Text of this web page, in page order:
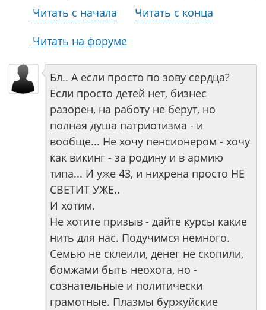
Читать с начала
Читать с конца
Читать на форуме
Бл.. А если просто по зову сердца?
Если просто детей нет, бизнес
разорен, на работу не берут, но
полная душа патриотизма - и
вообще... Не хочу пенсионером - хочу
как викинг - за родину и в армию
типа... И уже 43, и нихрена просто НЕ
СВЕТИТ УЖЕ..
И хотим.
Не хотите призыв - дайте курсы какие
нить для нас. Подучимся немного.
Семью не склеили, денег не скопили,
бомжами быть неохота, но -
сознательные и политически
грамотные. Плазмы буржуйские